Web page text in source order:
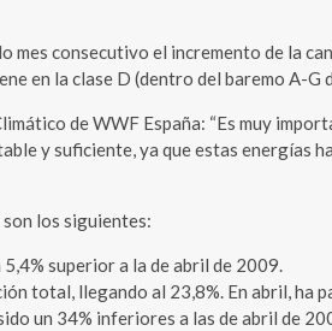
consecutivo el incremento de la
en la clase D (dentro del baremo A-G
de WWF España: “Es muy
y suficiente, ya que estas
los siguientes:
superior a la de abril de 2009.
total, llegando al 23,8%. En abril,
un 34% inferiores a las de abril de